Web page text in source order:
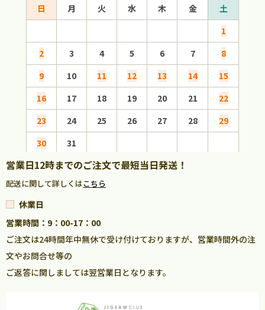
日 月 火 水 木 金
土
1
2
3 4 5 6 7
8
9
10 11 12 13 14
15
16
17 18 19 20 21
22
23
24 25 26 27 28
29
30
31
営業日12時までのご注文で最短当日発送！
配送に関して詳しくはこちら
休業日
営業時間：9：00-17：00
ご注文は24時間年中無休で受け付けておりますが、営業時間外の注
文やお問合せ等の
ご返答に関しましては翌営業日となります。